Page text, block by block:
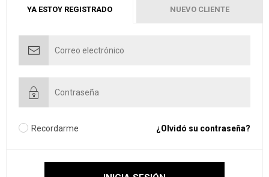
YA ESTOY REGISTRADO NUEVO CLIENTE
Recordarme ¿Olvidó su contraseña?